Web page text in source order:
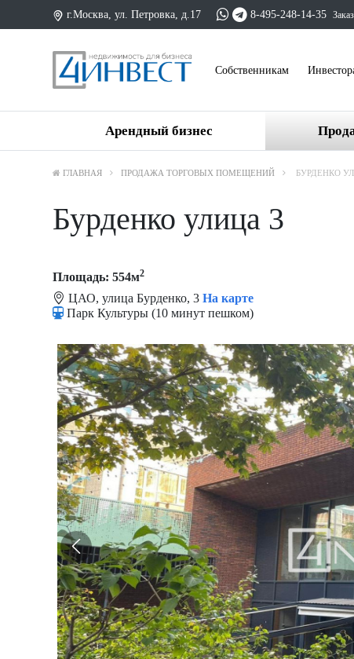
г.Москва, ул. Петровка, д.17 8-495-248-14-35
Cобственникам
Арендный бизнес
ГЛАВНАЯ ПРОДАЖА ТОРГОВЫХ ПОМЕЩЕНИЙ БУРДЕНКО
Бурденко улица 3
Площадь: 554м2
ЦАО, улица Бурденко, 3 На карте
Парк Культуры (10 минут пешком)